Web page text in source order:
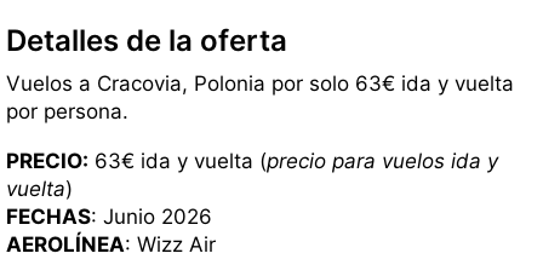
Detalles de la oferta
Vuelos a Cracovia, Polonia por solo 63€ ida y vuelta
por persona.
PRECIO: 63€ ida y vuelta (precio para vuelos ida y
vuelta)
FECHAS: Junio 2026
AEROLÍNEA: Wizz Air